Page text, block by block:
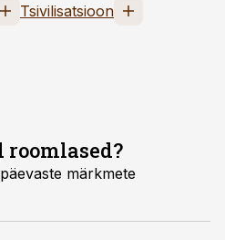
Tsivilisatsioon
märkmete